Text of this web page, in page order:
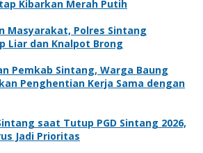
Kibarkan Merah Putih
Masyarakat, Polres Sintang
Liar dan Knalpot Brong
Pemkab Sintang, Warga Baung
Penghentian Kerja Sama dengan
saat Tutup PGD Sintang 2026,
Jadi Prioritas